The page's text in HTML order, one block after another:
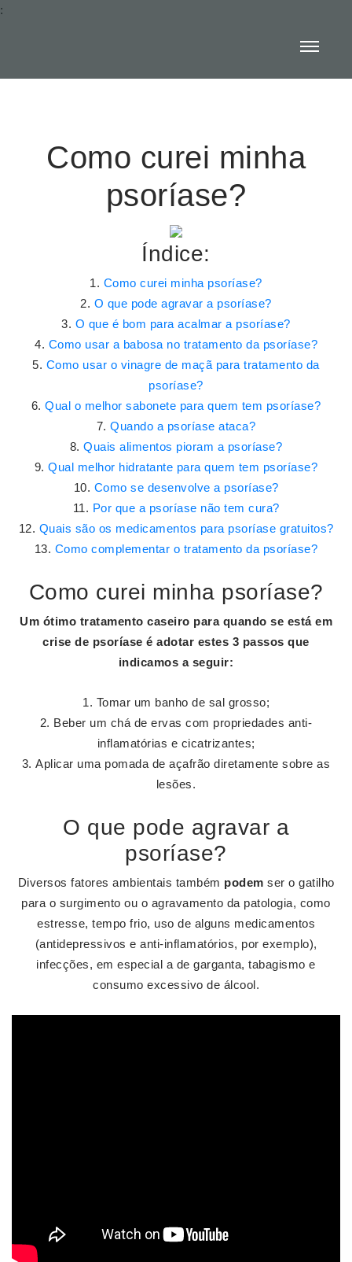
:
Como curei minha
psoríase?
Índice:
Como curei minha psoríase?
O que pode agravar a psoríase?
O que é bom para acalmar a psoríase?
Como usar a babosa no tratamento da psoríase?
Como usar o vinagre de maçã para tratamento da
psoríase?
Qual o melhor sabonete para quem tem psoríase?
Quando a psoríase ataca?
Quais alimentos pioram a psoríase?
Qual melhor hidratante para quem tem psoríase?
Como se desenvolve a psoríase?
Por que a psoríase não tem cura?
Quais são os medicamentos para psoríase gratuitos?
Como complementar o tratamento da psoríase?
Como curei minha psoríase?
Um ótimo tratamento caseiro para quando se está em
crise de psoríase é adotar estes 3 passos que
indicamos a seguir:
Tomar um banho de sal grosso;
Beber um chá de ervas com propriedades anti-
inflamatórias e cicatrizantes;
Aplicar uma pomada de açafrão diretamente sobre as
lesões.
O que pode agravar a
psoríase?
Diversos fatores ambientais também podem ser o gatilho
para o surgimento ou o agravamento da patologia, como
estresse, tempo frio, uso de alguns medicamentos
(antidepressivos e anti-inflamatórios, por exemplo),
infecções, em especial a de garganta, tabagismo e
consumo excessivo de álcool.